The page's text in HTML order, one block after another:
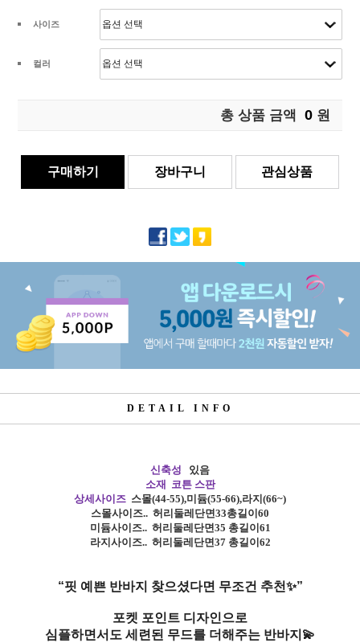
사이즈
컬러
총 상품 금액 0 원
구매하기 장바구니 관심상품
DETAIL INFO
신축성
있음
소재 코튼 스판
상세사이즈 스몰(44-55),미듐(55-66),라지 (66~)
스몰사이즈.. 허리둘레단면33총길이60
미듐사이즈.. 허리 둘레단면35 총길이61
라지사이즈.. 허리 둘레단면37 총길이62
“핏 예쁜 반바지 찾으셨다면 무조건 추천✨”
포켓 포인트 디자인으로
심플하면서도 세련된 무드를 더해주는 반바지💫